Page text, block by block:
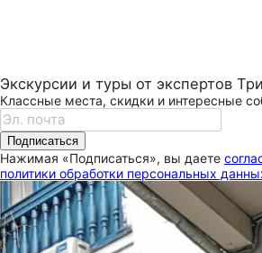
Экскурсии и туры от экспертов
Классные места, скидки и интересные
Подписаться
Нажимая «Подписаться», вы даете
политики обработки персональных